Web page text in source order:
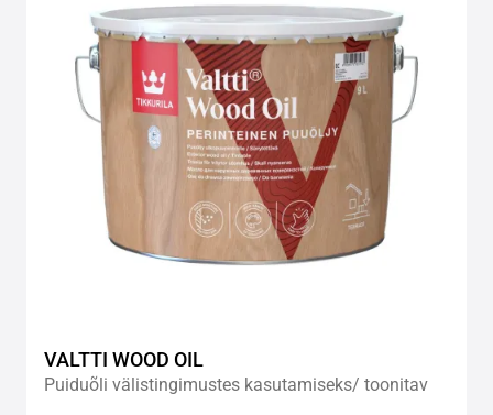
VALTTI WOOD OIL
Puiduõli välistingimustes kasutamiseks/ toonitav